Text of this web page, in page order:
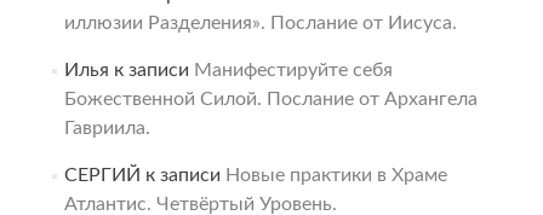
иллюзии Разделения». Послание от Иисуса.
Илья к записи Манифестируйте себя
Божественной Силой. Послание от Архангела
Гавриила.
СЕРГИЙ к записи Новые практики в Храме
Атлантис. Четвёртый Уровень.